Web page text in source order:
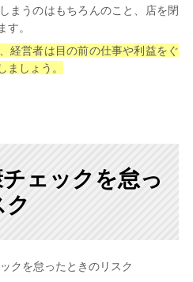
まうのはもちろんのこと、店を閉
。
経営者は目の前の仕事や利益をぐ
ましょう。
ェックを怠っ